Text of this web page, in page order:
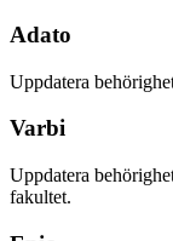
Adato
Uppdatera
Varbi
Uppdatera
fakultet.